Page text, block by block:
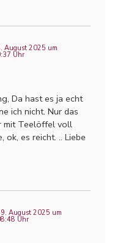
August 2025 um
Uhr
Da hast es ja echt
ich nicht. Nur das
mit Teelöffel voll
ok, es reicht. .. Liebe
August 2025 um
Uhr